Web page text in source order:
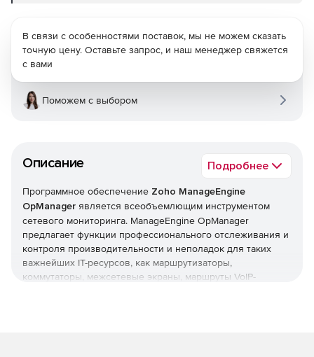
Описание Подробнее
Программное обеспечение Zoho ManageEngine
OpManager является всеобъемлющим инструментом
сетевого мониторинга. ManageEngine OpManager
предлагает функции профессионального отслеживания и
контроля производительности и неполадок для таких
важнейших IT-ресурсов, как маршрутизаторы,
коммутаторы, межсетевые экраны, маршруты VoIP-
В связи с особенностями поставок, мы не можем сказать
точную цену. Оставьте запрос, и наш менеджер свяжется
с вами
Поможем с выбором